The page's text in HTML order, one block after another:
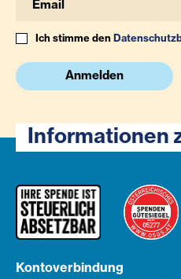
Ich stimme den
Anmelden
Informationen
Kontoverbindung